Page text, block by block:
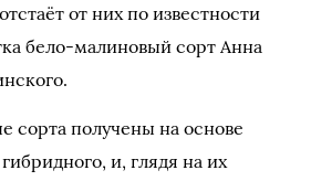
от них по известности
бело-малиновый сорт Анна
сорта получены на основе
и, глядя на их